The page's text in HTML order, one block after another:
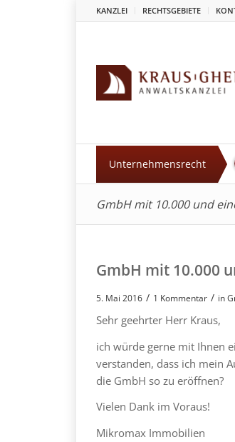
KANZLEI RECHTSGEBIETE
Unternehmensrecht
GmbH mit 10.000 und
GmbH mit 10.000
5. Mai 2016 / 1 Kommentar / in
Sehr geehrter Herr Kraus,
ich würde gerne mit Ihnen
verstanden, dass ich mein
die GmbH so zu eröffnen?
Vielen Dank im Voraus!
Mikromax Immobilien